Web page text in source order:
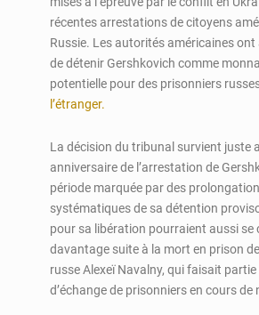
récentes arrestations de citoyens
Russie. Les autorités américaines ont
de détenir Gershkovich comme
potentielle pour des prisonniers
l’étranger.
La décision du tribunal survient juste
anniversaire de l’arrestation de
période marquée par des
systématiques de sa détention
pour sa libération pourraient aussi se
davantage suite à la mort en prison
russe Alexeï Navalny, qui faisait partie
d’échange de prisonniers en cours de